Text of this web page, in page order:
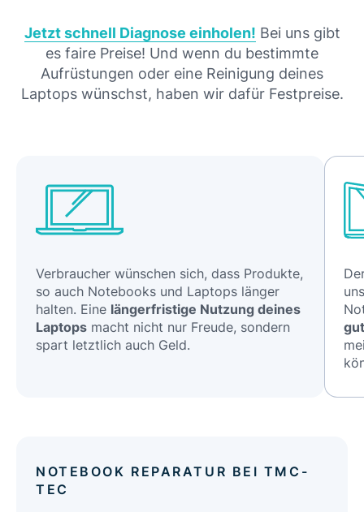
Jetzt schnell Diagnose einholen! Bei uns gibt
es faire Preise! Und wenn du bestimmte
Aufrüstungen oder eine Reinigung deines
Laptops wünschst, haben wir dafür Festpreise.
Verbraucher wünschen sich, dass Produkte,
so auch Notebooks und Laptops länger
halten. Eine längerfristige Nutzung deines
Laptops macht nicht nur Freude, sondern
spart letztlich auch Geld.
NOTEBOOK REPARATUR BEI TMC-
TEC